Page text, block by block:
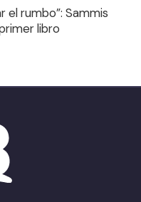
el rumbo”: Sammis
libro